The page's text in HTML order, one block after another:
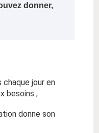
donner,
jour en
besoins ;
donne son